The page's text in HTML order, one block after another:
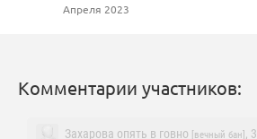
Апреля 2023
Комментарии участников:
Захарова опять в говно [вечный бан] ,